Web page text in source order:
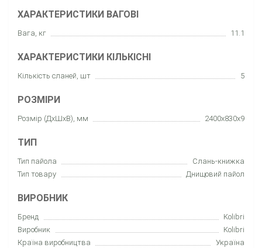
ХАРАКТЕРИСТИКИ ВАГОВІ
Вага, кг 11.1
ХАРАКТЕРИСТИКИ КІЛЬКІСНІ
Кількість сланей, шт 5
РОЗМІРИ
Розмір (ДхШхВ), мм 2400x830x9
ТИП
Тип пайола
Слань-книжка
Тип товару
Днищовий пайол
ВИРОБНИК
Бренд
Kolibri
Виробник
Kolibri
Країна виробництва
Україна